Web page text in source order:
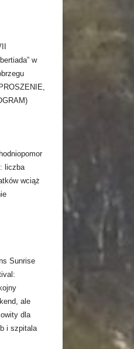
w
liczba
wciąż
Sunrise
ale
dla
i szpitala